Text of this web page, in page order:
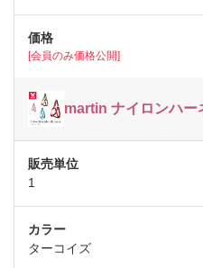
[会員のみ価格公開]
martin ナイロンハー
1
ターコイズ